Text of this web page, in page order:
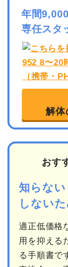
年間
専任スタ
解体
おす
知らな
しないた
適正低価格
用を抑える
る手順書で